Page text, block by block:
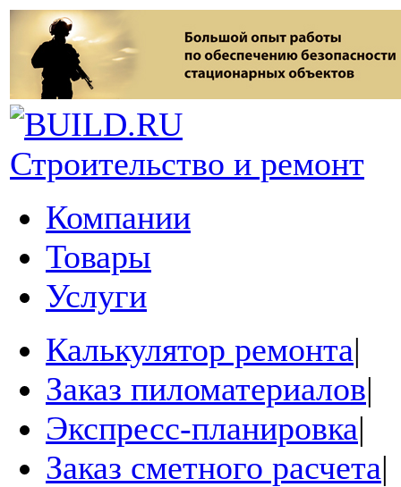
Строительство и ремонт
Компании
Товары
Услуги
Калькулятор ремонта|
Заказ пиломатериалов|
Экспресс-планировка|
Заказ сметного расчета|